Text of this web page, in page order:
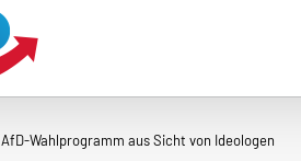
AfD-Wahlprogramm aus Sicht von Ideologen